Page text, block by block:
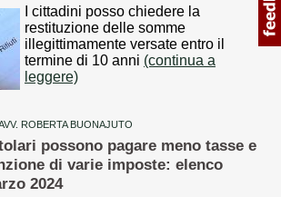
I cittadini posso chiedere la
restituzione delle somme
illegittimamente versate entro il
termine di 10 anni (continua a
leggere)
ROBERTA BUONAJUTO
possono pagare meno tasse e
di varie imposte: elenco
2024